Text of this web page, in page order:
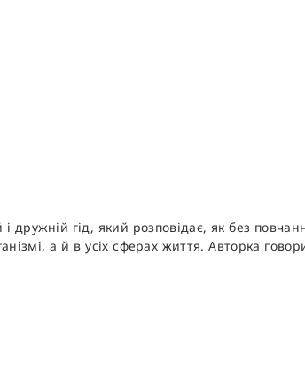
гід, який розповідає, як без
а й в усіх сферах життя. Авторка